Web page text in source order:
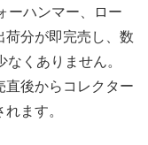
ーハンマー、ロー
荷分が即完売し、数
くありません。
直後からコレクター
ます。